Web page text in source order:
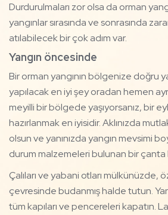
Durdurulmaları zor olsa da orman
yangınlar sırasında ve sonrasında
atılabilecek bir çok adım var.
Yangın öncesinde
Bir orman yangının bölgenize doğru
yapılacak en iyi şey oradan hemen
meyilli bir bölgede yaşıyorsanız, bir
hazırlanmak en iyisidir. Aklınızda
olsun ve yanınızda yangın mevsimi
durum malzemeleri bulunan bir
Çalıları ve yabani otları mülkünüzde,
çevresinde budanmış halde tutun.
tüm kapıları ve pencereleri kapatın.